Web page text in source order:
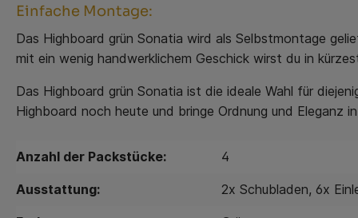
Einfache Montage:
Das Highboard grün Sonatia wird als Selbstmontage
mit ein wenig handwerklichem Geschick wirst du in
Das Highboard grün Sonatia ist die ideale Wahl für
Highboard noch heute und bringe Ordnung und Eleganz
Anzahl der Packstücke: 4
Ausstattung: 2x Schubladen, 6x